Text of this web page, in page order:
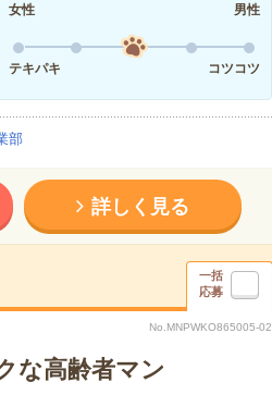
女性
男性
テキパキ
コツコツ
部
詳しく見る
一括
応募
No.MNPWKO865005-02
な高齢者マン